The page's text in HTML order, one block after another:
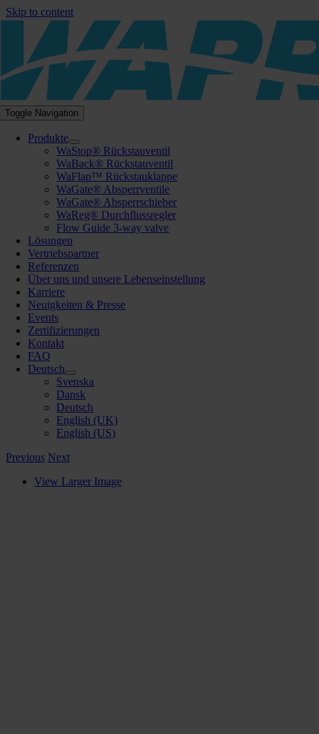
Skip to content
Toggle Navigation
Produkte
WaStop® Rückstauventil
WaBack® Rückstauventil
WaFlap™ Rückstauklappe
WaGate® Absperrventile
WaGate® Absperrschieber
WaReg® Durchflussregler
Flow Guide 3-way valve
Lösungen
Vertriebspartner
Referenzen
Über uns und unsere Lebenseinstellung
Karriere
Neuigkeiten & Presse
Events
Zertifizierungen
Kontakt
FAQ
Deutsch
Svenska
Dansk
Deutsch
English (UK)
English (US)
Previous Next
View Larger Image